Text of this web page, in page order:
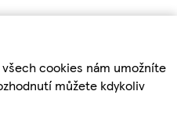
cookies nám umožníte
můžete kdykoliv